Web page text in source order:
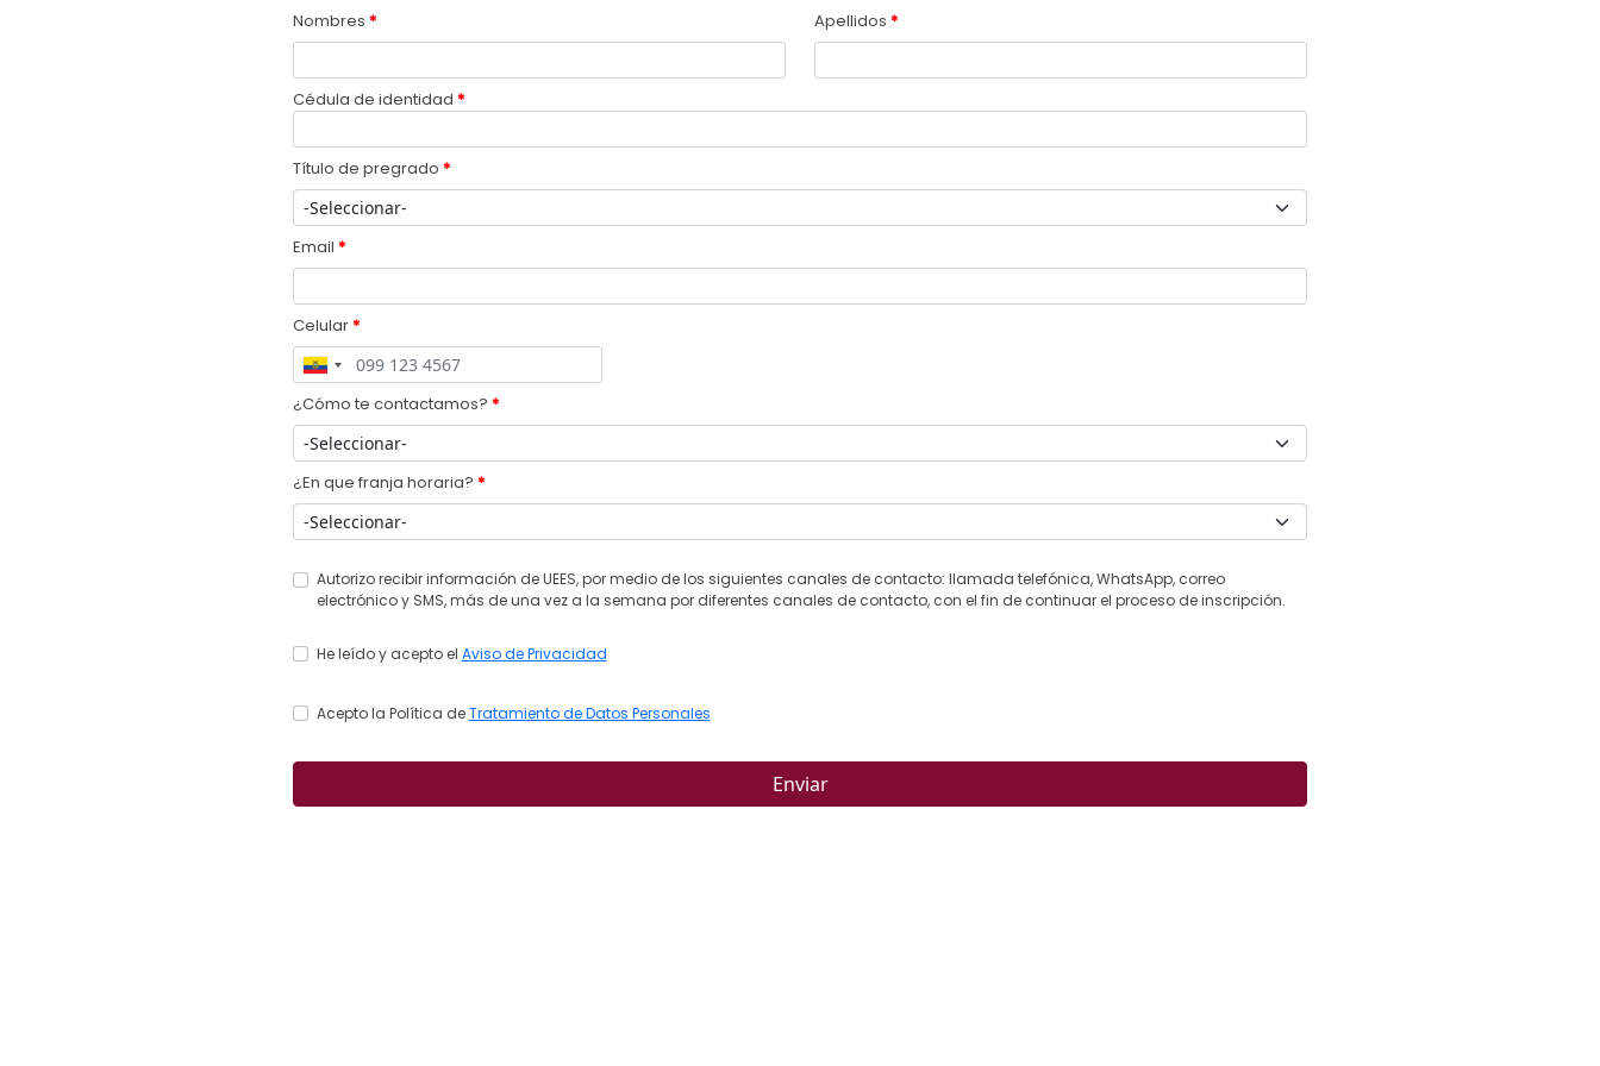
Nombres * Apellidos *
Cédula de identidad *
Título de pregrado *
Email *
Celular*
¿Cómo te contactamos? *
¿En que franja horaria? *
Autorizo recibir información de UEES, por medio de los siguientes canales de contacto: llamada telefónica, WhatsApp, correo
electrónico y SMS, más de una vez a la semana por diferentes canales de contacto, con el fin de continuar el proceso de inscripción.
He leído y acepto el Aviso de Privacidad
Acepto la Política deTratamiento de Datos Personales
Enviar